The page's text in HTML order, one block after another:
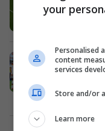
your
Personalised
content
services
Store and/or
Learn more